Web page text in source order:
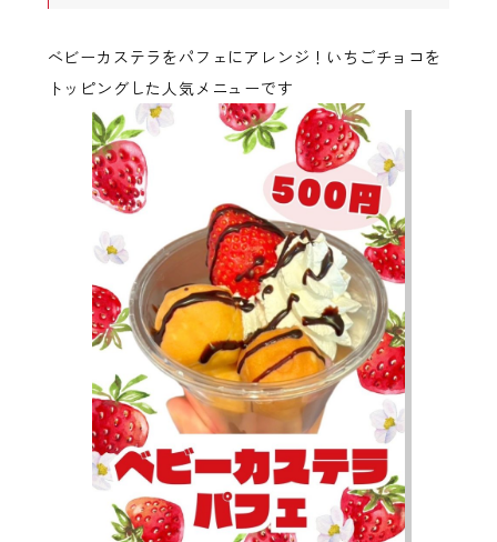
ベビーカステラをパフェにアレンジ！いちごチョコを
トッピングした人気メニューです